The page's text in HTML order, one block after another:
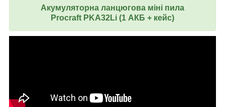
Акумуляторна ланцюгова міні пила
Procraft PKA32Li (1 АКБ + кейс)